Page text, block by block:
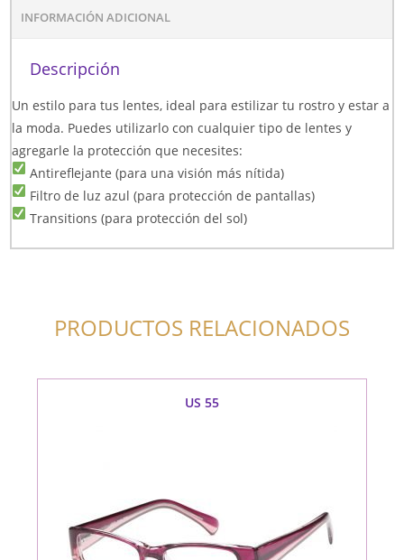
INFORMACIÓN ADICIONAL
Descripción
Un estilo para tus lentes, ideal para estilizar tu rostro y estar a
la moda. Puedes utilizarlo con cualquier tipo de lentes y
agregarle la protección que necesites:
Antireflejante (para una visión más nítida)
Filtro de luz azul (para protección de pantallas)
Transitions (para protección del sol)
PRODUCTOS RELACIONADOS
US 55